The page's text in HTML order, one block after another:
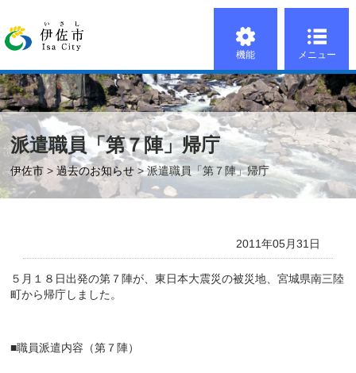
機能 メニュー
派遣職員「第７陣」帰庁
伊佐市 >過去のお知らせ > 派遣職員「第７陣」帰庁
2011年05月31日
５月１８日出発の第７陣が、東日本大震災の被災地、宮城県南三陸
町から帰庁しました。
■職員派遣内容（第７陣）